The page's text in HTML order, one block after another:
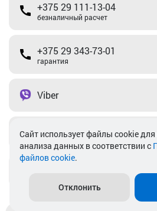
+375 29 111-13-04
безналичный расчет
+375 29 343-73-01
гарантия
Viber
Telegram
Cайт использует файлы cookie
анализа данных в соответствии с
файлов cookie.
Отклонить